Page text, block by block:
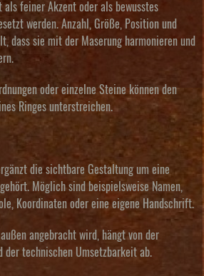
als feiner Akzent oder als bewusstes
werden. Anzahl, Größe, Position und
dass sie mit der Maserung harmonieren und
oder einzelne Steine können den
Ringes unterstreichen.
die sichtbare Gestaltung um eine
Möglich sind beispielsweise Namen,
Koordinaten oder eine eigene Handschrift.
angebracht wird, hängt von der
der technischen Umsetzbarkeit ab.